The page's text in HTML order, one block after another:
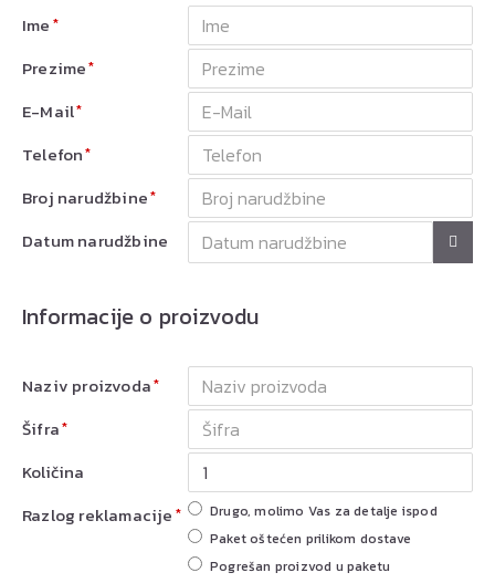
Ime
Prezime
E-Mail
Telefon
Broj narudžbine
Datum narudžbine
Informacije o proizvodu
Naziv proizvoda
Šifra
Količina
Razlog reklamacije
Drugo, molimo Vas za detalje ispod
Paket oštećen prilikom dostave
Pogrešan proizvod u paketu